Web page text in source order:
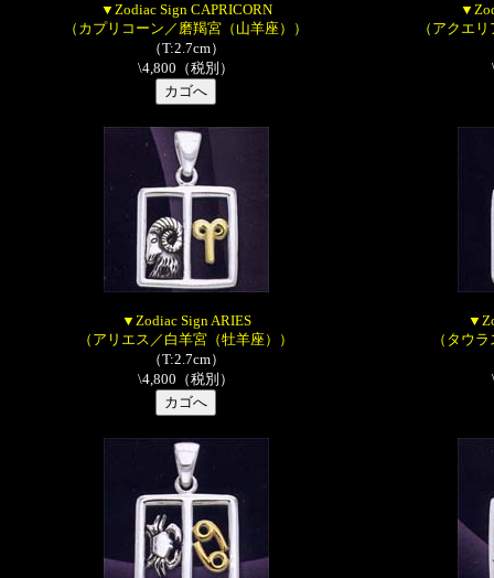
▼Zodiac Sign CAPRICORN
（カプリコーン／磨羯宮（山羊座））
（T:2.7cm）
\4,800（税別）
（アクエ
▼Zodiac Sign ARIES
（アリエス／白羊宮（牡羊座））
（T:2.7cm）
\4,800（税別）
（タウ